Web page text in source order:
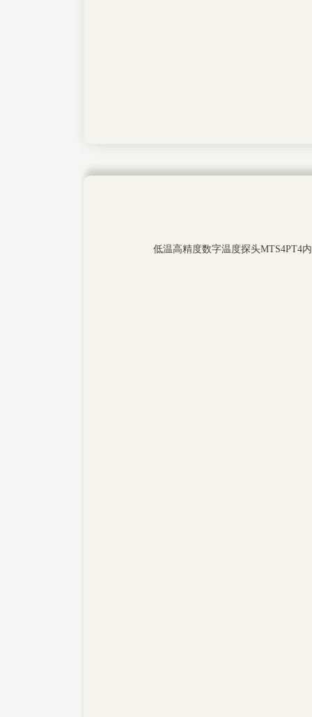
低温高精度数字温度探头MTS4PT4